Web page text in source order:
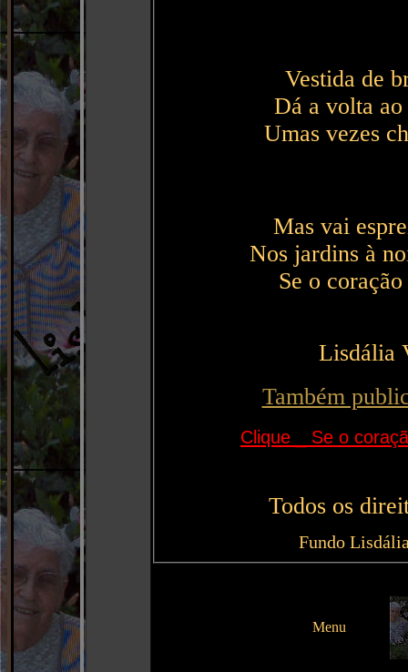
Vestida de
Dá a volta
Umas vezes
Mas vai
Nos jardins à
Se o
Lisdália
Também
Clique _ Se o
Todos os
Fundo
Menu